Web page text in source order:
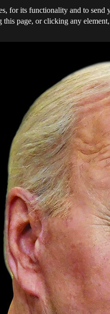
for its functionality and to
page, or clicking any